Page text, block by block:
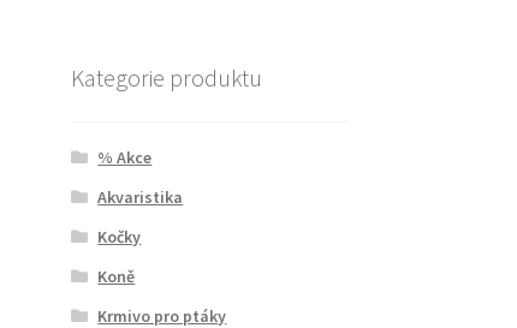
Kategorie produktu
% Akce
Akvaristika
Kočky
Koně
Krmivo pro ptáky